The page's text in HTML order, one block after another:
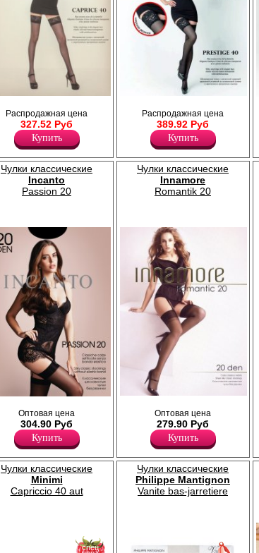
основе, укреплённый
Распродажная цена
327.52 Руб
Купить
(12 см) на силиконовой основе,
укреплённый прозрачный мысок.
Плотность 40ден
Лайкра 12%
Распродажная цена
389.92 Руб
Купить
широкой
застёжек,
невидимый
Плотность
Полиамид
Эластан 15%
Чулки классические
Incanto
Passion 20
Оптовая цена
304.90 Руб
Купить
Чулки классические
Innamore
Romantik 20
невидимым мыском.
Плотность 20ден
Полиамид 88%
Эластан 12%
Оптовая цена
279.90 Руб
Купить
резинкой ( 7
невидимый
Плотность
Лайкра 21%
Полиамид 79%
Чулки классические
Minimi
Capriccio 40 aut
спец
Чулки классические
Philippe Mantignon
Vanite bas-jarretiere